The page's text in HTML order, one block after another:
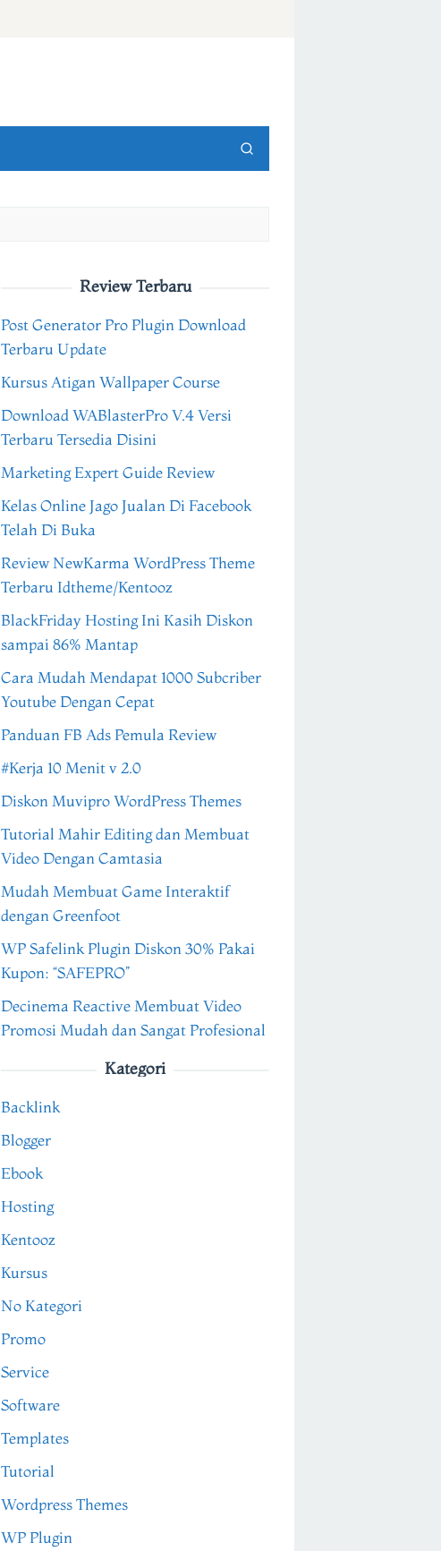
Review Terbaru
Post Generator Pro Plugin Download
Terbaru Update
Kursus Atigan Wallpaper Course
Download WABlasterPro V.4 Versi
Terbaru Tersedia Disini
Marketing Expert Guide Review
Kelas Online Jago Jualan Di Facebook
Telah Di Buka
Review NewKarma WordPress Theme
Terbaru Idtheme/Kentooz
BlackFriday Hosting Ini Kasih Diskon
sampai 86% Mantap
Cara Mudah Mendapat 1000 Subcriber
Youtube Dengan Cepat
Panduan FB Ads Pemula Review
#Kerja 10 Menit v 2.0
Diskon Muvipro WordPress Themes
Tutorial Mahir Editing dan Membuat
Video Dengan Camtasia
Mudah Membuat Game Interaktif
dengan Greenfoot
WP Safelink Plugin Diskon 30% Pakai
Kupon: “SAFEPRO”
Decinema Reactive Membuat Video
Promosi Mudah dan Sangat Profesional
Kategori
Backlink
Blogger
Ebook
Hosting
Kentooz
Kursus
No Kategori
Promo
Service
Software
Templates
Tutorial
Wordpress Themes
WP Plugin